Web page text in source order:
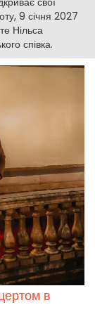
9 січня 2027
Нільса
співка.
в